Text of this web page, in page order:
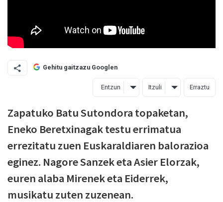
Gehitu gaitzazu Googlen
Entzun Itzuli Erraztu
Zapatuko Batu Sutondora topaketan,
Eneko Beretxinagak testu errimatua
errezitatu zuen Euskaraldiaren balorazioa
eginez. Nagore Sanzek eta Asier Elorzak,
euren alaba Mirenek eta Eiderrek,
musikatu zuten zuzenean.